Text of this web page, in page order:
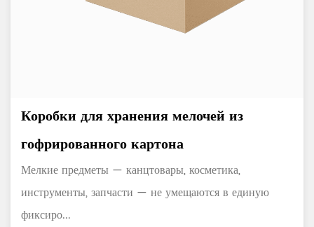
Коробки для хранения мелочей из
гофрированного картона
Мелкие предметы — канцтовары, косметика,
инструменты, запчасти — не умещаются в единую
фиксиро...